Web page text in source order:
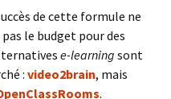
de cette formule ne
le budget pour des
e-learning sont
:video2brain, mais
.